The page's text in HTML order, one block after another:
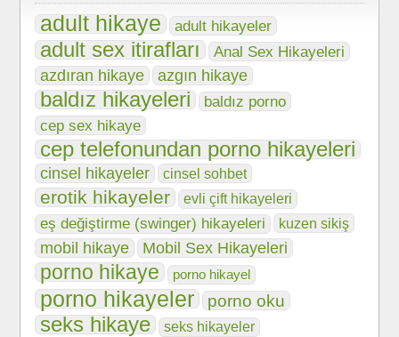
adult hikaye
adult hikayeler
adult sex itirafları
Anal Sex Hikayeleri
azdıran hikaye
azgın hikaye
baldız hikayeleri
baldız porno
cep sex hikaye
cep telefonundan porno hikayeleri
cinsel hikayeler cinsel sohbet
erotik hikayeler evli çift hikayeleri
eş değiştirme (swinger) hikayeleri kuzen sikiş
mobil hikaye Mobil Sex Hikayeleri
porno hikaye porno hikayel
porno hikayeler porno oku
seks hikaye seks hikayeler